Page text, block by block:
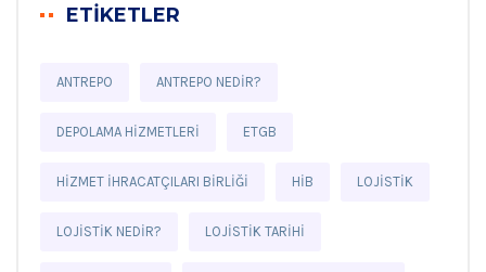
ETİKETLER
ANTREPO ANTREPO NEDIR?
DEPOLAMA HIZMETLERI ETGB
HIZMET İHRACATÇILARI BIRLIĞI HİB LOJISTIK
LOJISTIK NEDIR? LOJISTIK TARIHI